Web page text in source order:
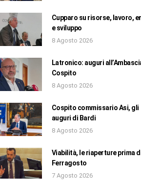
Cupparo su risorse, lavoro,
e sviluppo
8 Agosto 2026
Latronico: auguri
Cospito
8 Agosto 2026
Cospito commissario Asi, gli
auguri di Bardi
8 Agosto 2026
Viabilità, le riaperture prima
Ferragosto
7 Agosto 2026